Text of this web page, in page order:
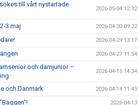
till vårt nystartade
2026-05-04 12:32
3 maj 2026-04-30 09:22
2026-04-29 13:17
2026-04-27 11:54
och damjunior –
2026-04-15 14:34
och Danmark 2026-04-14 11:49
2026-04-13